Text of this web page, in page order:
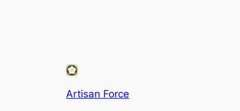
Artisan Force